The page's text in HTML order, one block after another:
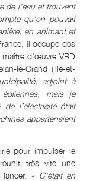
de l’eau et trouvent
qu’on pouvait
en animant et
il occupe des
d’œuvre VRD
le-Grand (Ille-et-
adjoint à
mais je
l’électricité était
appartenaient
pour impulser le
très vite une
« C’était en